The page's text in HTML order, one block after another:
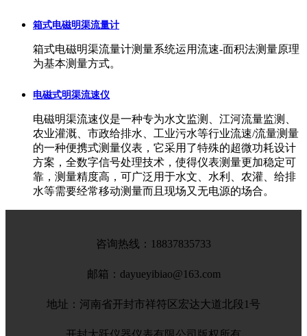
箱式电磁明渠流量计
箱式电磁明渠流量计测量系统运用流速-面积法测量原理
为基本测量方式。
电磁式明渠流速仪
电磁明渠流速仪是一种专为水文监测、江河流量监测、
农业灌溉、市政给排水、工业污水等行业流速/流量测量
的一种便携式测量仪表，它采用了特殊的超微功耗设计
方案，全数字信号处理技术，使得仪表测量更加稳定可
靠，测量精度高，可广泛用于水文、水利、农灌、给排
水等需要经常移动测量而且现场又无电源的场合。
咨询热线： 18837835733
邮箱：dayueyibiao@163.com
地址：河南省开封市祥符区宏达大道北段1号